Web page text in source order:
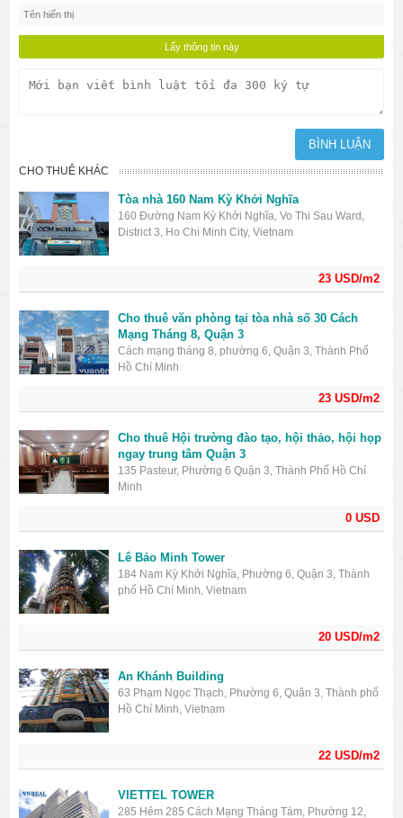
CHO THUÊ KHÁC
23 USD/m2
Tòa nhà 160 Nam Kỳ Khởi Nghĩa
160 Đường Nam Kỳ Khởi Nghĩa, Vo Thi Sau Ward,
District 3, Ho Chi Minh City, Vietnam
23 USD/m2
Cho thuê văn phòng tại tòa nhà số 30 Cách
Mạng Tháng 8, Quận 3
Cách mạng tháng 8, phường 6, Quận 3, Thành Phố
Hồ Chí Minh
0 USD
Cho thuê Hội trường đào tạo, hội thảo, hội họp
ngay trung tâm Quận 3
135 Pasteur, Phường 6 Quận 3, Thành Phố Hồ Chí
Minh
20 USD/m2
Lê Bảo Minh Tower
184 Nam Kỳ Khởi Nghĩa, Phường 6, Quận 3, Thành
phố Hồ Chí Minh, Vietnam
22 USD/m2
An Khánh Building
63 Phạm Ngọc Thạch, Phường 6, Quận 3, Thành phố
Hồ Chí Minh, Vietnam
VIETTEL TOWER
285 Hẻm 285 Cách Mạng Tháng Tám, Phường 12,